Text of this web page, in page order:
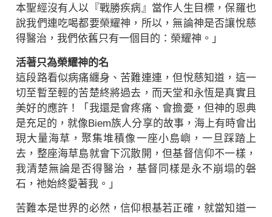
本聖經沒有人以『戰勝疾病』當作人生目標，保羅也
說我們連吃喝都要榮耀神，所以，無論神是否讓悅慈
得醫治，我們依舊只有一個目的：榮耀神。」
活著只為榮耀神的名
這段路看似病痛纏身、苦難連連，但悅慈知道，這一
切至暫至輕的苦楚終將過去，而天堂和永恆是真實且
美好的應許！「我還是會疼痛、會擔憂，但神的恩典
是充足的，就像Biem族人分享的故事，海上有時會出
現大量海草，聚集堆積像一座小島嶼，一旦踩踏上
去，整座海草島就會下沉散開，但基督信仰不一樣，
我清楚無論是否得醫治，基督同樣是永不崩塌的磐
石，祂始終愛著我。」
苦難本是世界的必然，信仰根基若正確，就當知道一